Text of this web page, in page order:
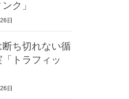
ク」
日
ち切れない循
トラフィッ
日